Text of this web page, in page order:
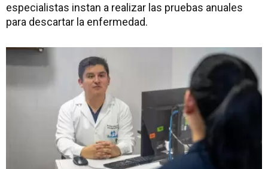
especialistas instan a realizar las pruebas anuales
para descartar la enfermedad.